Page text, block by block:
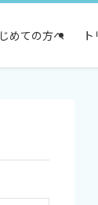
めての方へ